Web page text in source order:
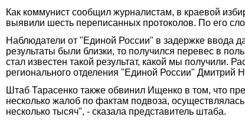
Как коммунист сообщил журналистам, в краевой
выявили шесть переписанных протоколов. По его
Наблюдатели от "Единой России" в задержке ввода
результаты были близки, то получился перевес в
стал известен такой результат, какой мы получили.
регионального отделения "Единой России" Дмитрий
Штаб Тарасенко также обвинил Ищенко в том, что
несколько жалоб по фактам подвоза,
несколько тысяч", - сказала представитель штаба.